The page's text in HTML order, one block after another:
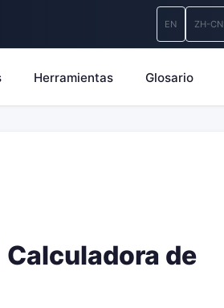
EN ZH-CN
Herramientas Glosario
de